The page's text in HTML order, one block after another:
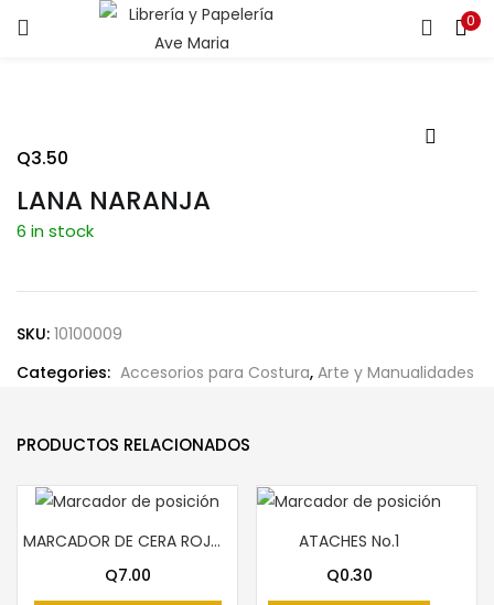
0
ENTRAR REGISTRARSE
Recuérdame
¿Contraseña perdida?
LANA NARANJA
Q3.50
6 in stock
SKU: 10100009
Categories: Accesorios para Costura, Arte y Manualidades
PRODUCTOS RELACIONADOS
MARCADOR DE CERA ROJO PELICAN
Q7.00
ATACHES No.1
Q0.30